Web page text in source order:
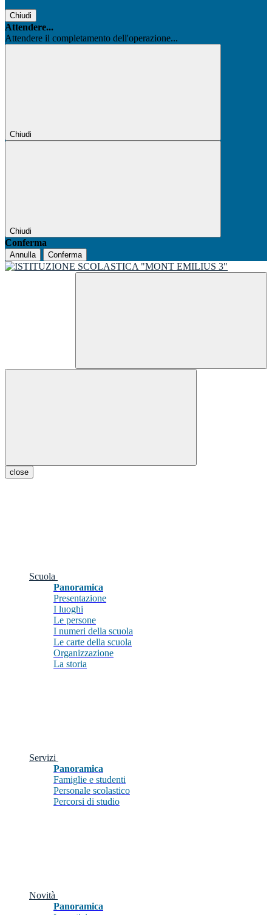
Chiudi
Attendere...
Attendere il completamento dell'operazione...
Chiudi
Chiudi
Conferma
Annulla Conferma
close
Scuola
Panoramica
Presentazione
I luoghi
Le persone
I numeri della scuola
Le carte della scuola
Organizzazione
La storia
Servizi
Panoramica
Famiglie e studenti
Personale scolastico
Percorsi di studio
Novità
Panoramica